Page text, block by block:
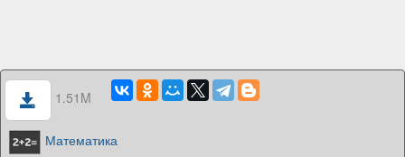
1.51M
Математика